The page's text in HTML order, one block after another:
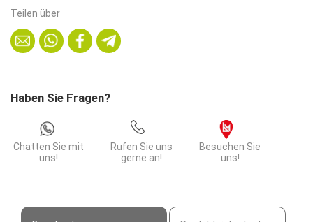
|
LV
Marmor
Edelstahl
Menge
Teilen über
Haben Sie Fragen?
Chatten Sie mit
uns!
Rufen Sie uns
gerne an!
Besuchen Sie
uns!